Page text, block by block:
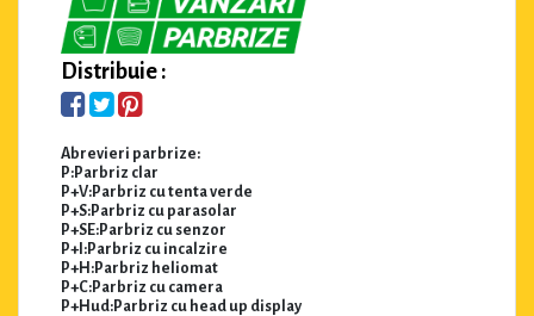
Distribuie :
Abrevieri parbrize:
P:Parbriz clar
P+V:Parbriz cu tenta verde
P+S:Parbriz cu parasolar
P+SE:Parbriz cu senzor
P+I:Parbriz cu incalzire
P+H:Parbriz heliomat
P+C:Parbriz cu camera
P+Hud:Parbriz cu head up display